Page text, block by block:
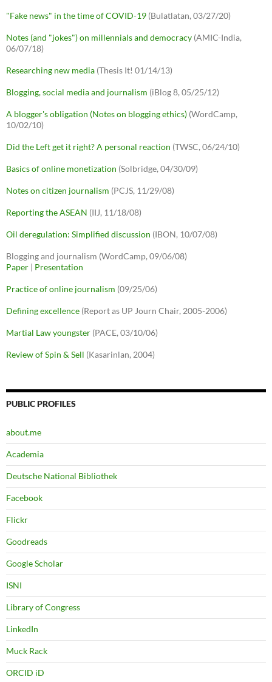
"Fake news" in the time of COVID-19 (Bulatlatan, 03/27/20)
Notes (and "jokes") on millennials and democracy (AMIC-India,
06/07/18)
Researching new media (Thesis It! 01/14/13)
Blogging, social media and journalism (iBlog 8, 05/25/12)
A blogger's obligation (Notes on blogging ethics) (WordCamp,
10/02/10)
Did the Left get it right? A personal reaction (TWSC, 06/24/10)
Basics of online monetization (Solbridge, 04/30/09)
Notes on citizen journalism (PCJS, 11/29/08)
Reporting the ASEAN (IIJ, 11/18/08)
Oil deregulation: Simplified discussion (IBON, 10/07/08)
Blogging and journalism (WordCamp, 09/06/08)
Paper | Presentation
Practice of online journalism (09/25/06)
Defining excellence (Report as UP Journ Chair, 2005-2006)
Martial Law youngster (PACE, 03/10/06)
Review of Spin & Sell (Kasarinlan, 2004)
PUBLIC PROFILES
about.me
Academia
Deutsche National Bibliothek
Facebook
Flickr
Goodreads
Google Scholar
ISNI
Library of Congress
LinkedIn
Muck Rack
ORCID iD